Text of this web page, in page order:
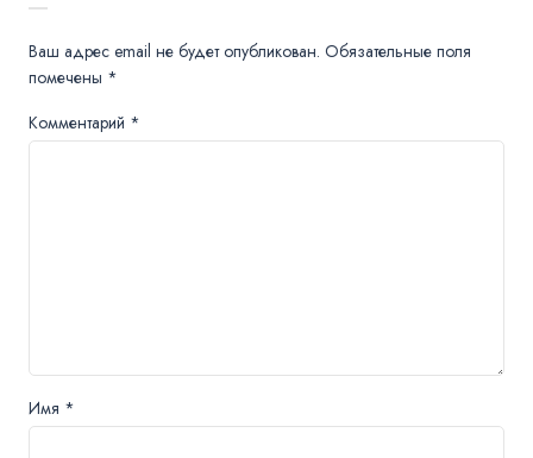
Ваш адрес email не будет опубликован. Обязательные поля
помечены *
Комментарий *
Имя *